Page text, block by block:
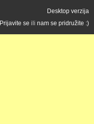
Desktop verzija
Prijavite se ili nam se pridružite :)